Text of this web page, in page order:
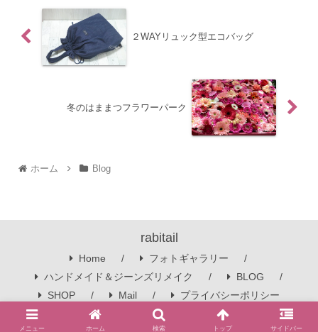
２WAYリュック型エコバッグ
冬のはままつフラワーパーク
ホーム Blog
rabitail
Home
フォトギャラリー
ハンドメイド＆ジーンズリメイク
BLOG
SHOP
Mail プライバシーポリシー
© 2016 rabitail.
メニュー ホーム 検索 トップ サイドバー